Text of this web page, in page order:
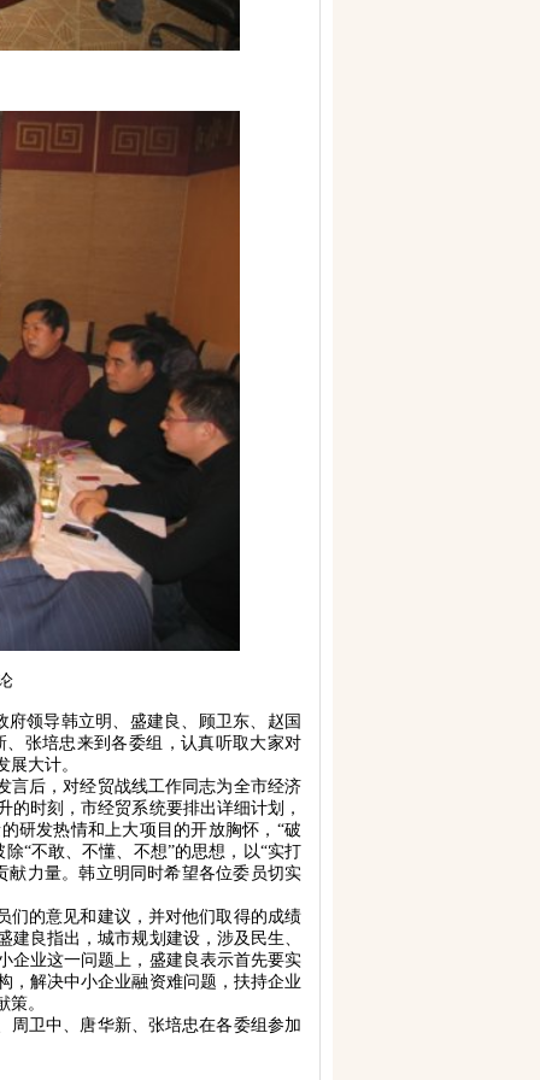
领导韩立明、盛建良、顾卫东、赵国
张培忠来到各委组，认真听取大家对
大计。
后，对经贸战线工作同志为全市经济
时刻，市经贸系统要排出详细计划，
研发热情和上大项目的开放胸怀，“破
“不敢、不懂、不想”的思想，以“实打
献力量。韩立明同时希望各位委员切实
的意见和建议，并对他们取得的成绩
良指出，城市规划建设，涉及民生、
企业这一问题上，盛建良表示首先要实
，解决中小企业融资难问题，扶持企业
。
卫中、唐华新、张培忠在各委组参加